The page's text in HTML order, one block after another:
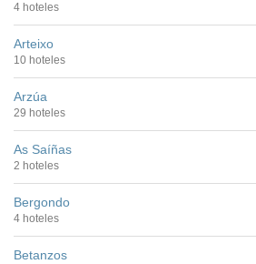
4 hoteles
Arteixo
10 hoteles
Arzúa
29 hoteles
As Saíñas
2 hoteles
Bergondo
4 hoteles
Betanzos